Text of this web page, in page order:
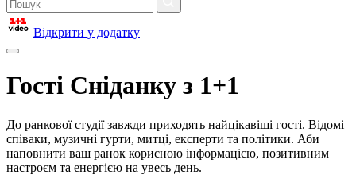
Відкрити у додатку
Гості Сніданку з 1+1
До ранкової студії завжди приходять найцікавіші гості. Відомі
співаки, музичні гурти, митці, експерти та політики. Аби
наповнити ваш ранок корисною інформацією, позитивним
настроєм та енергією на увесь день.